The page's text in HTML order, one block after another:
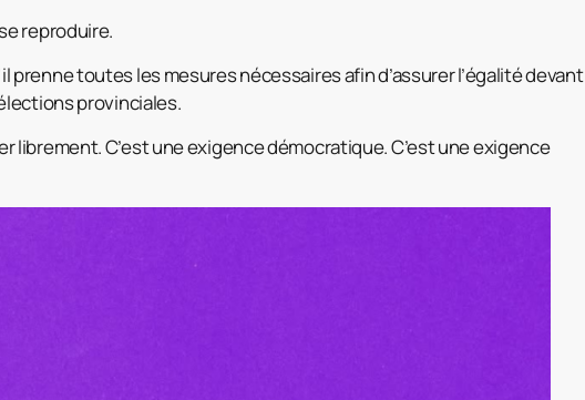
reproduire.
prenne toutes les mesures nécessaires afin d’assurer l’égalité devant
provinciales.
librement. C’est une exigence démocratique. C’est une exigence